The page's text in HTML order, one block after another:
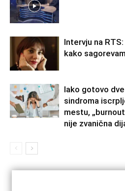
Intervju na
kako
Iako gotovo
sindroma
mestu,
nije zvanična